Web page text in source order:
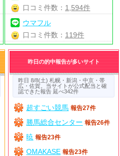
口コミ件数： 1,594件
ウマフル
口コミ件数： 119件
昨日の的中報告が多いサイト
昨日 8/8(土) 札幌・新潟・中京・帯
広・佐賀。当サイトが公式配当と確
認できた報告 延べ342件
超すごい競馬 報告27件
勝馬総合センター 報告26件
暁 報告23件
OMAKASE 報告23件